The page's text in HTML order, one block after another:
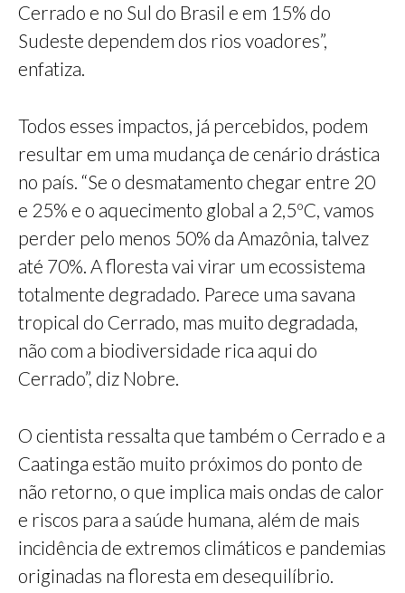
Cerrado e no Sul do Brasil e em 15% do
Sudeste dependem dos rios voadores”,
enfatiza.
Todos esses impactos, já percebidos, podem
resultar em uma mudança de cenário drástica
no país. “Se o desmatamento chegar entre 20
e 25% e o aquecimento global a 2,5ºC, vamos
perder pelo menos 50% da Amazônia, talvez
até 70%. A floresta vai virar um ecossistema
totalmente degradado. Parece uma savana
tropical do Cerrado, mas muito degradada,
não com a biodiversidade rica aqui do
Cerrado”, diz Nobre.
O cientista ressalta que também o Cerrado e a
Caatinga estão muito próximos do ponto de
não retorno, o que implica mais ondas de calor
e riscos para a saúde humana, além de mais
incidência de extremos climáticos e pandemias
originadas na floresta em desequilíbrio.